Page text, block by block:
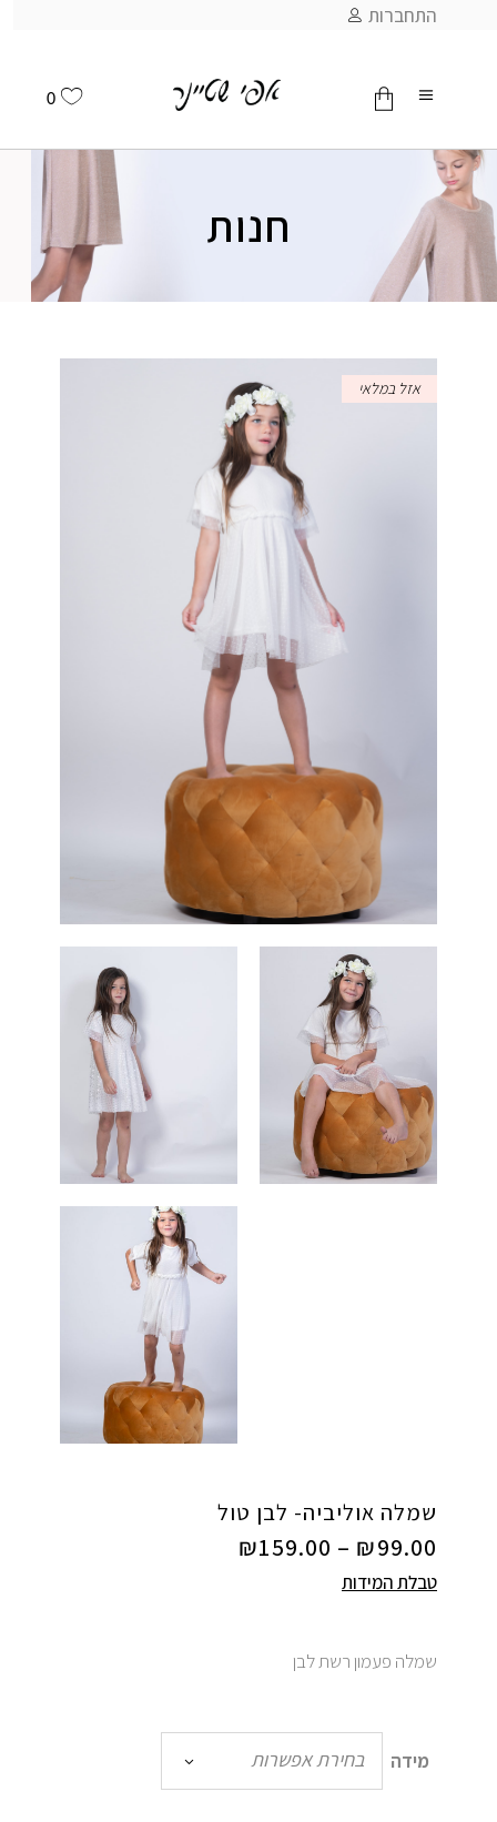
התחברות
0
חנות
אזל במלאי
שמלה אוליביה- לבן טול
₪99.00
–
₪159.00
טבלת המידות
שמלה פעמון רשת לבן
מידה בחירת אפשרות